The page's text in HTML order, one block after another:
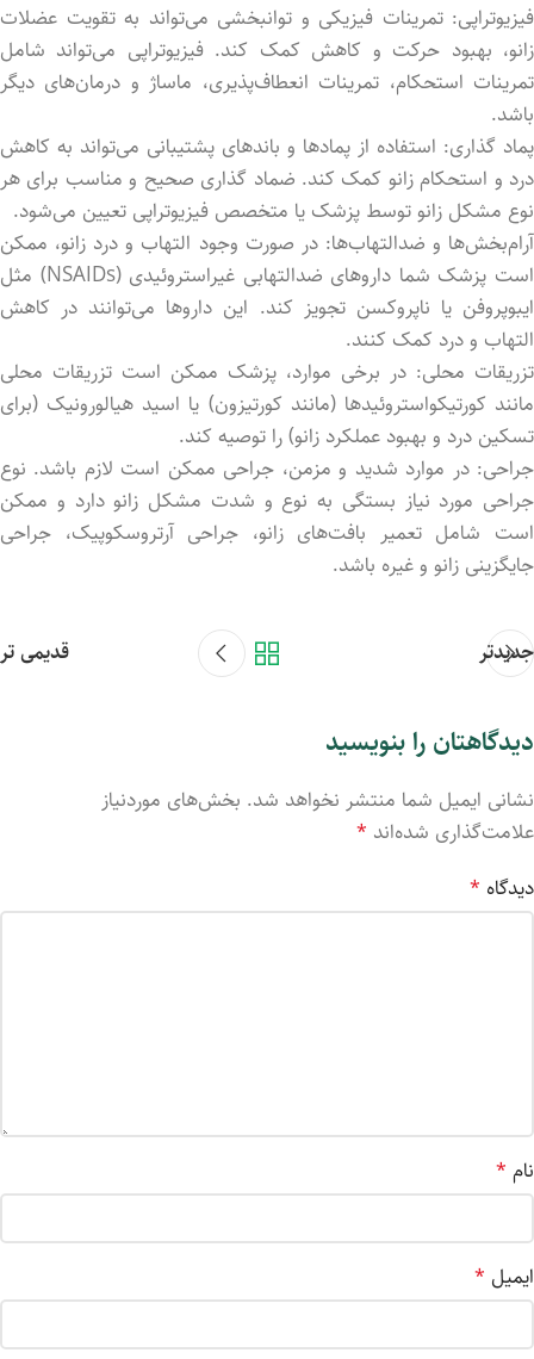
فیزیوتراپی: تمرینات فیزیکی و توانبخشی می‌تواند به تقویت عضلات
زانو، بهبود حرکت و کاهش کمک کند. فیزیوتراپی می‌تواند شامل
تمرینات استحکام، تمرینات انعطاف‌پذیری، ماساژ و درمان‌های دیگر
باشد.
پماد گذاری: استفاده از پمادها و باندهای پشتیبانی می‌تواند به کاهش
درد و استحکام زانو کمک کند. ضماد گذاری صحیح و مناسب برای هر
نوع مشکل زانو توسط پزشک یا متخصص فیزیوتراپی تعیین می‌شود.
آرام‌بخش‌ها و ضدالتهاب‌ها: در صورت وجود التهاب و درد زانو، ممکن
است پزشک شما داروهای ضدالتهابی غیراستروئیدی (NSAIDs) مثل
ایبوپروفن یا ناپروکسن تجویز کند. این داروها می‌توانند در کاهش
التهاب و درد کمک کنند.
تزریقات محلی: در برخی موارد، پزشک ممکن است تزریقات محلی
مانند کورتیکواستروئیدها (مانند کورتیزون) یا اسید هیالورونیک (برای
تسکین درد و بهبود عملکرد زانو) را توصیه کند.
جراحی: در موارد شدید و مزمن، جراحی ممکن است لازم باشد. نوع
جراحی مورد نیاز بستگی به نوع و شدت مشکل زانو دارد و ممکن
است شامل تعمیر بافت‌های زانو، جراحی آرتروسکوپیک، جراحی
جایگزینی زانو و غیره باشد.
جدیدتر قدیمی تر
دیدگاهتان را بنویسید
نشانی ایمیل شما منتشر نخواهد شد. بخش‌های موردنیاز
علامت‌گذاری شده‌اند *
دیدگاه *
نام *
ایمیل *